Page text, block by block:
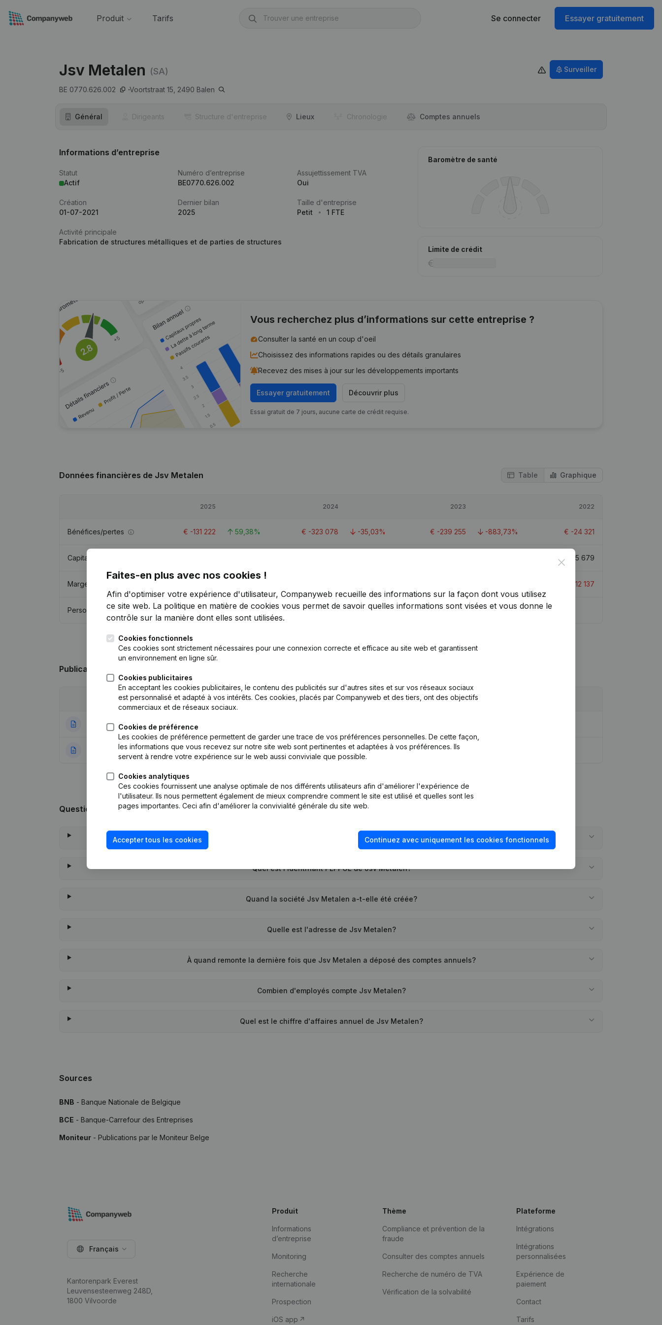
Produit Tarifs Se connecter Essayer gratuitement
Jsv Metalen (SA)
BE 0770.626.002 Voortstraat 15, 2490 Balen
Surveiller
Général Dirigeants Structure d'entreprise Lieux Chronologie Comptes annuels
Informations d’entreprise
Statut
Actif
Numéro d’entreprise
BE0770.626.002
Assujettissement TVA
Oui
Création
01-07-2021
Dernier bilan
2025
Taille d'entreprise
Petit
1 FTE
Activité principale
Fabrication de structures métalliques et de parties de structures
Baromètre de santé
Limite de crédit
Vous recherchez plus d’informations sur cette entreprise ?
Consulter la santé en un coup d'oeil
Choisissez des informations rapides ou des détails granulaires
Recevez des mises à jour sur les développements importants
Essayer gratuitement Découvrir plus
Essai gratuit de 7 jours, aucune carte de crédit requise.
Données financières de Jsv Metalen Table Graphique
2025 2024 2023 2022
Bénéfices/pertes € -131 222 59,38% € -323 078 -35,03% € -239 255 -883,73% € -24 321
Capitaux propres € 975 679
Marge brute -12 137
Personnel 1 1 0,9
Publications
Publication
06-06-2023 Siège Social
05-07-2021 Rubrique Constitution (Nouvelle Personne Morale, Ouverture Succursale, etc...)(NL)
Questions fréquemment posées
Quel est le numéro de TVA de Jsv Metalen?
Quel est l'identifiant PEPPOL de Jsv Metalen?
Quand la société Jsv Metalen a-t-elle été créée?
Quelle est l'adresse de Jsv Metalen?
À quand remonte la dernière fois que Jsv Metalen a déposé des comptes annuels?
Combien d'employés compte Jsv Metalen?
Quel est le chiffre d'affaires annuel de Jsv Metalen?
Sources
BNB - Banque Nationale de Belgique
BCE - Banque-Carrefour des Entreprises
Moniteur - Publications par le Moniteur Belge
Close
Faites-en plus avec nos cookies !
Afin d'optimiser votre expérience d'utilisateur, Companyweb recueille des informations sur la façon dont vous utilisez
ce site web. La politique en matière de cookies vous permet de savoir quelles informations sont visées et vous donne le
contrôle sur la manière dont elles sont utilisées.
Cookies fonctionnels
Ces cookies sont strictement nécessaires pour une connexion correcte et efficace au site web et garantissent
un environnement en ligne sûr.
Cookies publicitaires
En acceptant les cookies publicitaires, le contenu des publicités sur d'autres sites et sur vos réseaux sociaux
est personnalisé et adapté à vos intérêts. Ces cookies, placés par Companyweb et des tiers, ont des objectifs
commerciaux et de réseaux sociaux.
Cookies de préférence
Les cookies de préférence permettent de garder une trace de vos préférences personnelles. De cette façon,
les informations que vous recevez sur notre site web sont pertinentes et adaptées à vos préférences. Ils
servent à rendre votre expérience sur le web aussi conviviale que possible.
Cookies analytiques
Ces cookies fournissent une analyse optimale de nos différents utilisateurs afin d'améliorer l'expérience de
l'utilisateur. Ils nous permettent également de mieux comprendre comment le site est utilisé et quelles sont les
pages importantes. Ceci afin d'améliorer la convivialité générale du site web.
Accepter tous les cookies Continuez avec uniquement les cookies fonctionnels
Français
Kantorenpark Everest
Leuvensesteenweg 248D,
1800 Vilvoorde
Produit
Informations
d’entreprise
Monitoring
Recherche
internationale
Prospection
iOS app
Thème
Compliance et prévention de la
fraude
Consulter des comptes annuels
Recherche de numéro de TVA
Vérification de la solvabilité
Plateforme
Intégrations
Intégrations
personnalisées
Expérience de
paiement
Contact
Tarifs